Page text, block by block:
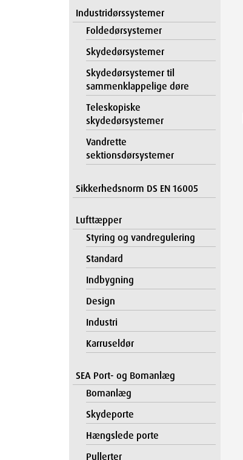
Industridørssystemer
Foldedørsystemer
Skydedørsystemer
Skydedørsystemer til
sammenklappelige døre
Teleskopiske
skydedørsystemer
Vandrette
sektionsdørsystemer
Sikkerhedsnorm DS EN 16005
Lufttæpper
Styring og vandregulering
Standard
Indbygning
Design
Industri
Karruseldør
SEA Port- og Bomanlæg
Bomanlæg
Skydeporte
Hængslede porte
Pullerter